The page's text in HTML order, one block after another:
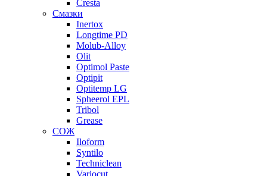
Cresta
Смазки
Inertox
Longtime PD
Molub-Alloy
Olit
Optimol Paste
Optipit
Optitemp LG
Spheerol EPL
Tribol
Grease
СОЖ
Iloform
Syntilo
Techniclean
Variocut